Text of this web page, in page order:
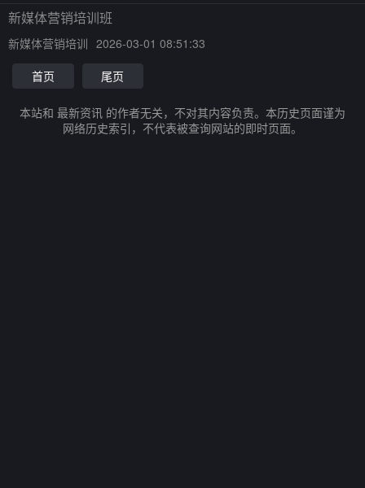
新媒体营销培训班
新媒体营销培训 2026-03-01 08:51:33
首页
尾页
本站和 最新资讯 的作者无关，不对其内容负责。本历史页面谨为
网络历史索引，不代表被查询网站的即时页面。